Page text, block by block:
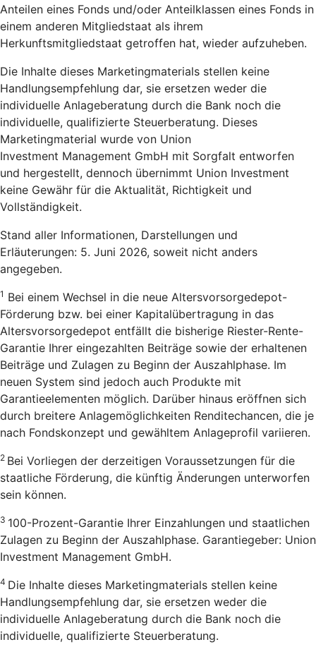
Anteilen eines Fonds und/oder Anteilklassen eines Fonds in
einem anderen Mitgliedstaat als ihrem
Herkunftsmitgliedstaat getroffen hat, wieder aufzuheben.
Die Inhalte dieses Marketingmaterials stellen keine
Handlungsempfehlung dar, sie ersetzen weder die
individuelle Anlageberatung durch die Bank noch die
individuelle, qualifizierte Steuerberatung. Dieses
Marketingmaterial wurde von Union
Investment Management GmbH mit Sorgfalt entworfen
und hergestellt, dennoch übernimmt Union Investment
keine Gewähr für die Aktualität, Richtigkeit und
Vollständigkeit.
Stand aller Informationen, Darstellungen und
Erläuterungen: 5. Juni 2026, soweit nicht anders
angegeben.
1 Bei einem Wechsel in die neue Altersvorsorgedepot-
Förderung bzw. bei einer Kapitalübertragung in das
Altersvorsorgedepot entfällt die bisherige Riester-Rente-
Garantie Ihrer eingezahlten Beiträge sowie der erhaltenen
Beiträge und Zulagen zu Beginn der Auszahlphase. Im
neuen System sind jedoch auch Produkte mit
Garantieelementen möglich. Darüber hinaus eröffnen sich
durch breitere Anlagemöglichkeiten Renditechancen, die je
nach Fondskonzept und gewähltem Anlageprofil variieren.
2 Bei Vorliegen der derzeitigen Voraussetzungen für die
staatliche Förderung, die künftig Änderungen unterworfen
sein können.
3 100-Prozent-Garantie Ihrer Einzahlungen und staatlichen
Zulagen zu Beginn der Auszahlphase. Garantiegeber: Union
Investment Management GmbH.
4 Die Inhalte dieses Marketingmaterials stellen keine
Handlungsempfehlung dar, sie ersetzen weder die
individuelle Anlageberatung durch die Bank noch die
individuelle, qualifizierte Steuerberatung.